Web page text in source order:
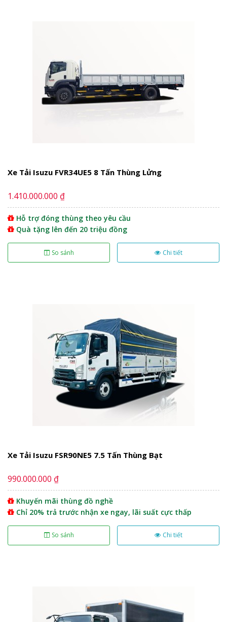
Xe Tải Isuzu FVR34UE5 8 Tấn Thùng Lửng
1.410.000.000 ₫
Hỗ trợ đóng thùng theo yêu cầu
Quà tặng lên đến 20 triệu đồng
So sánh Chi tiết
Xe Tải Isuzu FSR90NE5 7.5 Tấn Thùng Bạt
990.000.000 ₫
Khuyến mãi thùng đồ nghề
Chỉ 20% trả trước nhận xe ngay, lãi suất cực thấp
So sánh Chi tiết